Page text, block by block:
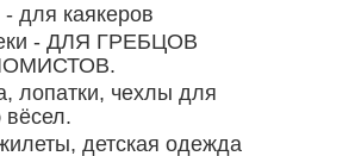
для каякеров
- ДЛЯ ГРЕБЦОВ
лопатки, чехлы для
вёсел.
детская одежда